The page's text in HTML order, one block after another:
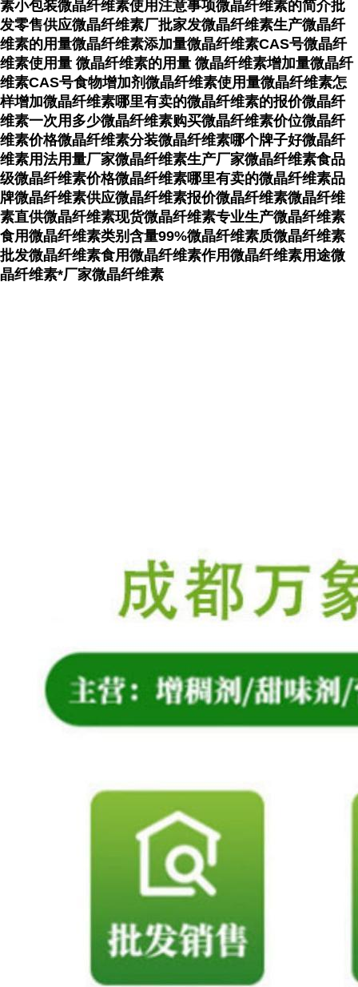
素小包装微晶纤维素使用注意事项微晶纤维素的简介批
发零售供应微晶纤维素厂批家发微晶纤维素生产微晶纤
维素的用量微晶纤维素添加量微晶纤维素CAS号微晶纤
维素使用量 微晶纤维素的用量 微晶纤维素增加量微晶纤
维素CAS号食物增加剂微晶纤维素使用量微晶纤维素怎
样增加微晶纤维素哪里有卖的微晶纤维素的报价微晶纤
维素一次用多少微晶纤维素购买微晶纤维素价位微晶纤
维素价格微晶纤维素分装微晶纤维素哪个牌子好微晶纤
维素用法用量厂家微晶纤维素生产厂家微晶纤维素食品
级微晶纤维素价格微晶纤维素哪里有卖的微晶纤维素品
牌微晶纤维素供应微晶纤维素报价微晶纤维素微晶纤维
素直供微晶纤维素现货微晶纤维素专业生产微晶纤维素
食用微晶纤维素类别含量99%微晶纤维素质微晶纤维素
批发微晶纤维素食用微晶纤维素作用微晶纤维素用途微
晶纤维素*厂家微晶纤维素